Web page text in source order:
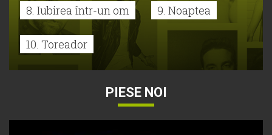
8. Iubirea într-un om 9. Noaptea
10. Toreador
PIESE NOI